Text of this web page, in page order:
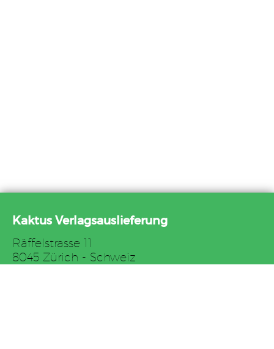
Kaktus Verlagsauslieferung
Räffelstrasse 11
8045 Zürich - Schweiz